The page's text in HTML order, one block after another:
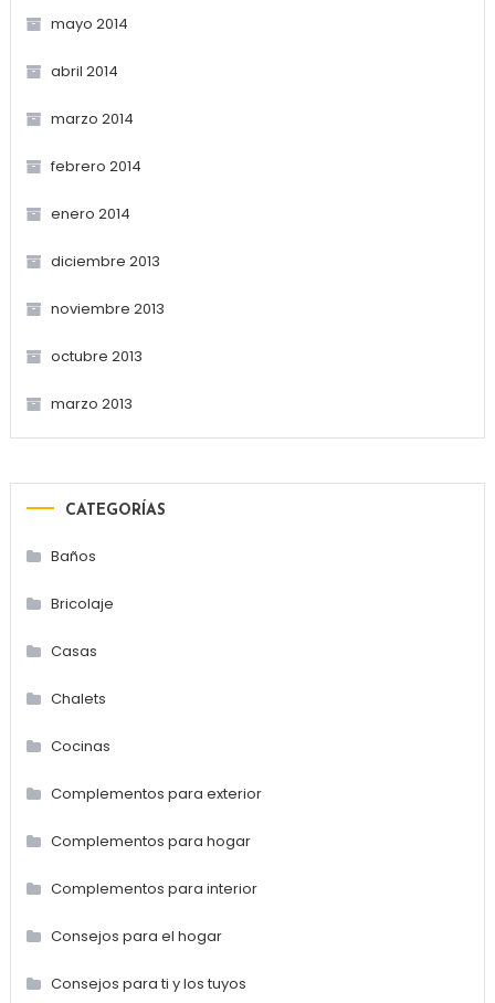
mayo 2014
abril 2014
marzo 2014
febrero 2014
enero 2014
diciembre 2013
noviembre 2013
octubre 2013
marzo 2013
CATEGORÍAS
Baños
Bricolaje
Casas
Chalets
Cocinas
Complementos para exterior
Complementos para hogar
Complementos para interior
Consejos para el hogar
Consejos para ti y los tuyos